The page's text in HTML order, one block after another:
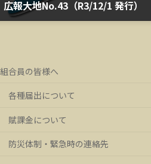
広報大地No.43（R3/12/1 発行）
組合員の皆様へ
各種届出について
賦課金について
防災体制・緊急時の連絡先